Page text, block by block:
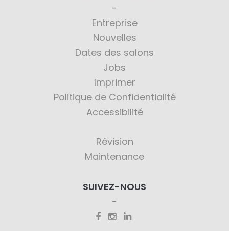
Entreprise
Nouvelles
Dates des salons
Jobs
Imprimer
Politique de Confidentialité
Accessibilité
Révision
Maintenance
SUIVEZ-NOUS